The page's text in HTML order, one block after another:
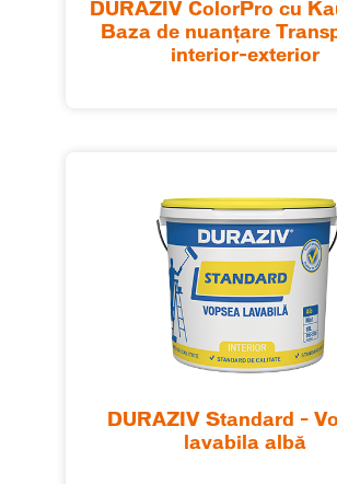
DURAZIV ColorPro cu
Baza de nuanțare
interior-exterior
DURAZIV Standard –
lavabila albă